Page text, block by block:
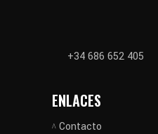
+34 686 652 405
ENLACES
Contacto